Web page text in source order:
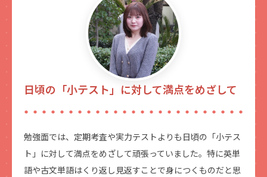
日頃の「小テスト」に対して満点をめざして
勉強面では、定期考査や実力テストよりも日頃の「小テス
ト」に対して満点をめざして頑張っていました。特に英単
語や古文単語はくり返し見返すことで身につくものだと思